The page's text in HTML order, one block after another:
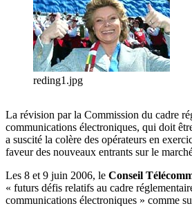
reding1.jpg
La révision par la Commission du cadre
communications électroniques, qui doit
a suscité la colère des opérateurs en
faveur des nouveaux entrants sur le
Les 8 et 9 juin 2006, le Conseil
« futurs défis relatifs au cadre
communications électroniques » comme